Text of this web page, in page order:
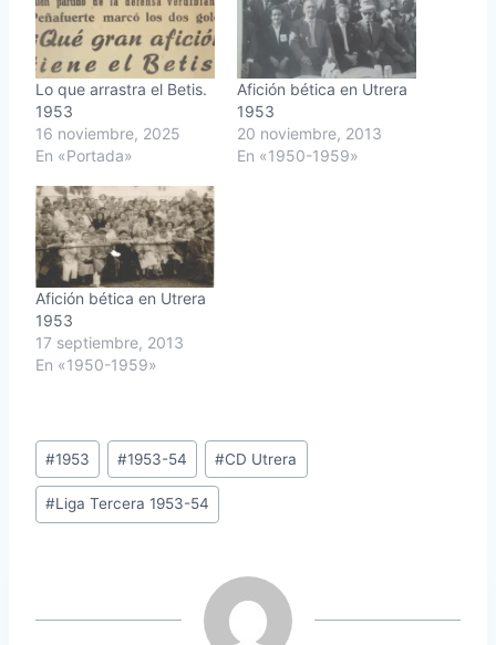
Lo que arrastra el Betis.
1953
16 noviembre, 2025
En «Portada»
Afición bética en Utrera
1953
20 noviembre, 2013
En «1950-1959»
Afición bética en Utrera
1953
17 septiembre, 2013
En «1950-1959»
Etiquetas
de
la
#1953 #1953-54 #CD Utrera
#Liga Tercera 1953-54